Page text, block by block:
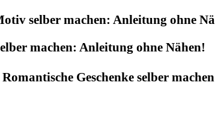
machen: Anleitung ohne Nähen!
Geschenke selber machen